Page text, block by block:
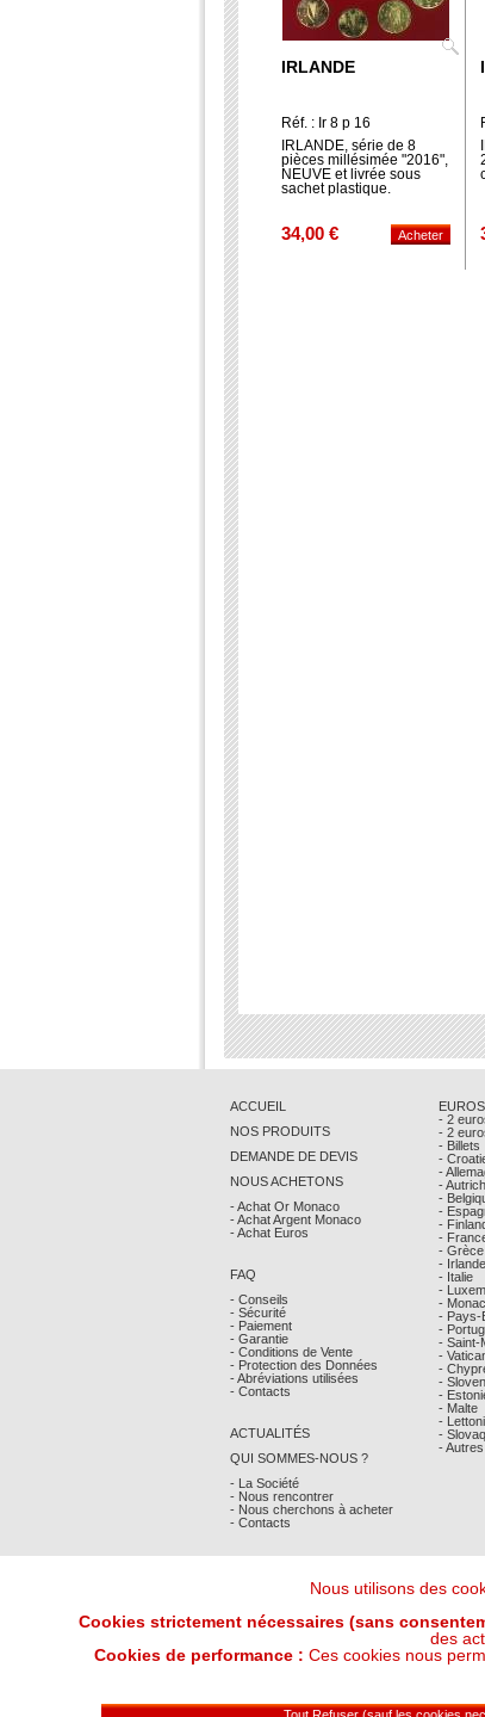
IRLANDE
Réf. : Ir 8 p 16
IRLANDE, série de 8
pièces millésimée "2016",
NEUVE et livrée sous
sachet plastique.
34,00 €
ACCUEIL
NOS PRODUITS
DEMANDE DE DEVIS
NOUS ACHETONS
- Achat Or Monaco
- Achat Argent Monaco
- Achat Euros
FAQ
- Conseils
- Sécurité
- Paiement
- Garantie
- Conditions de Vente
- Protection des Données
- Abréviations utilisées
- Contacts
ACTUALITÉS
QUI SOMMES-NOUS ?
- La Société
- Nous rencontrer
- Nous cherchons à acheter
- Contacts
EUROS
- 2
- 2
- Billets
-
-
-
-
-
-
-
- Grèce
- Irlande
- Italie
-
-
- Pays-
-
- Saint-
-
-
-
-
- Malte
-
-
- Autres
Nous utilisons des
Cookies strictement nécessaires (sans
des
Cookies de performance : Ces cookies nous